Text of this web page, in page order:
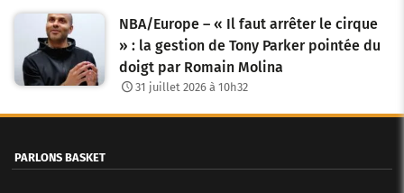
NBA/Europe – « Il faut arrêter le cirque
» : la gestion de Tony Parker pointée du
doigt par Romain Molina
31 juillet 2026 à 10h32
PARLONS BASKET